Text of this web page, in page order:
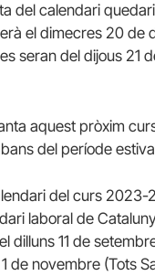
del calendari
el dimecres 20 de
seran del dijous 21
aquest pròxim
del període
del curs
laboral de
dilluns 11 de
de novembre (Tots